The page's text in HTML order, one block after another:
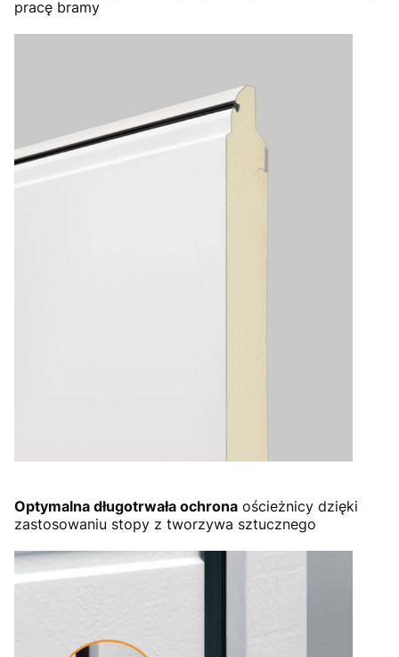
pracę bramy
Optymalna długotrwała ochrona ościeżnicy dzięki
zastosowaniu stopy z tworzywa sztucznego